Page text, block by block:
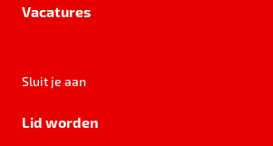
Vacatures
Sluit je aan
Lid worden